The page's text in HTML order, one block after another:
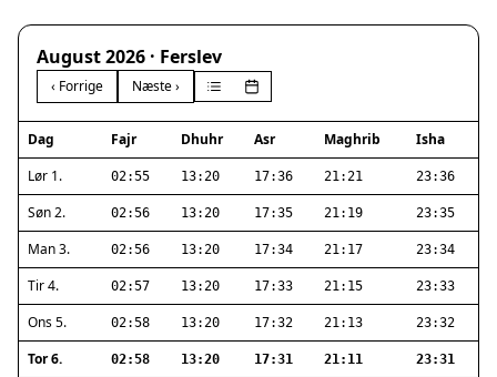
August 2026 · Ferslev
‹ Forrige Næste ›
Dag Fajr Dhuhr Asr Maghrib
Isha
Lør 1.
02:55 13:20 17:36 21:21 23:36
Søn 2. 02:56 13:20 17:35 21:19 23:35
Man 3. 02:56 13:20 17:34 21:17 23:34
Tir 4. 02:57 13:20 17:33 21:15 23:33
Ons 5. 02:58 13:20 17:32 21:13 23:32
Tor 6. 02:58 13:20 17:31 21:11 23:31